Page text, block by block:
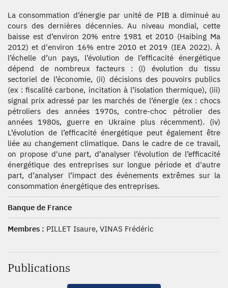
La consommation d’énergie par unité de PIB a diminué au
cours des dernières décennies. Au niveau mondial, cette
baisse est d’environ 20% entre 1981 et 2010 (Haibing Ma
2012) et d'environ 16% entre 2010 et 2019 (IEA 2022). À
l’échelle d’un pays, l’évolution de l’efficacité énergétique
dépend de nombreux facteurs : (i) évolution du tissu
sectoriel de l’économie, (ii) décisions des pouvoirs publics
(ex : fiscalité carbone, incitation à l’isolation thermique), (iii)
signal prix adressé par les marchés de l’énergie (ex : chocs
pétroliers des années 1970s, contre-choc pétrolier des
années 1980s, guerre en Ukraine plus récemment). (iv)
L’évolution de l’efficacité énergétique peut également être
liée au changement climatique. Dans le cadre de ce travail,
on propose d'une part, d’analyser l’évolution de l’efficacité
énergétique des entreprises sur longue période et d'autre
part, d’analyser l’impact des évènements extrêmes sur la
consommation énergétique des entreprises.
Banque de France
Membres : PILLET Isaure, VINAS Frédéric
Publications